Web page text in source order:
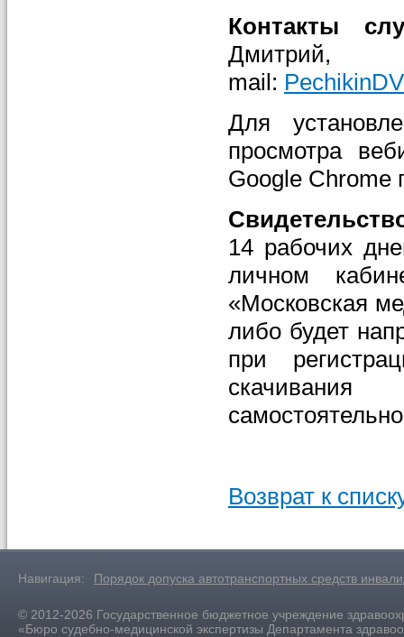
Контакты
mail:
Для
просмотра
Google Chrome
14 рабочих
личном
«Московская
либо будет
при
скачивания
Возврат к
Навигация: Порядок допуска автотранспортных средств
© 2012-2026 Государственное бюджетное учреждение
«Бюро судебно-медицинской экспертизы Департамента